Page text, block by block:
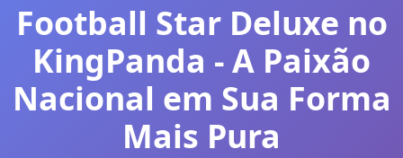
Football Star Deluxe no
KingPanda - A Paixão
Nacional em Sua Forma
Mais Pura